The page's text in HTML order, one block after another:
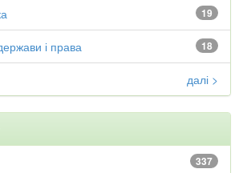
19
18
і права
далі >
337